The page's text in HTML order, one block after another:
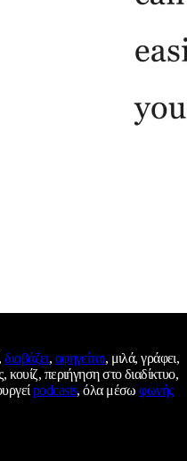
διαβάζει, αφηγείται, μιλά, γράφει,
κουίζ, περιήγηση στο διαδίκτυο,
podcasts, όλα μέσωφωνής